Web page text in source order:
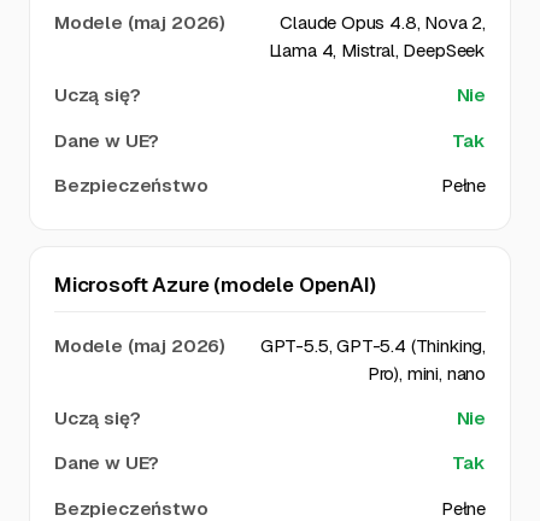
Claude Opus 4.8, Nova 2,
Llama 4, Mistral, DeepSeek
Nie
Tak
Pełne
Microsoft Azure (modele OpenAI)
GPT-5.5, GPT-5.4 (Thinking,
Pro), mini, nano
Nie
Tak
Pełne